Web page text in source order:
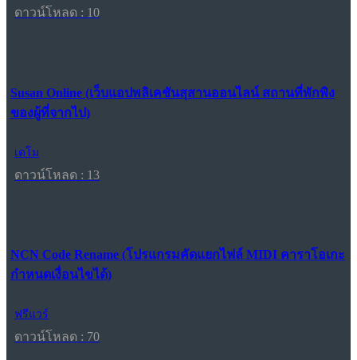
ดาวน์โหลด : 10
Susan Online (เว็บแอปพลิเคชันสุสานออนไลน์ สถานที่พักพิง
ของผู้ที่จากไป)
เดโม
ดาวน์โหลด : 13
NCN Code Rename (โปรแกรมคัดแยกไฟล์ MIDI คาราโอเกะ
กำหนดเงื่อนไขได้)
ฟรีแวร์
ดาวน์โหลด : 70